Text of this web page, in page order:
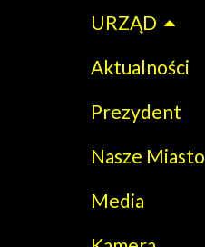
URZĄD
Aktualności
Prezydent
Nasze Miasto
Media